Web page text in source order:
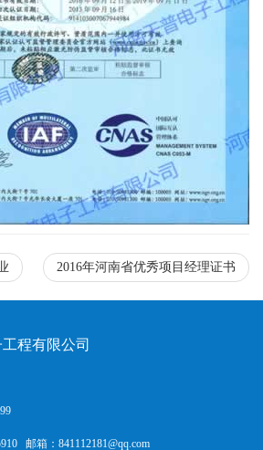
2016年河南省优秀项目经理证书
程有限公司
邮箱：841112181@qq.com